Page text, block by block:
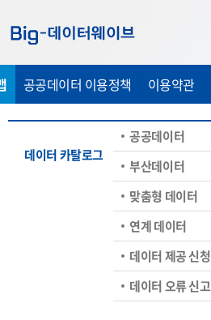
가
기
가
기
가
기
공공데이터 이용정책 이용약관
데이터 카탈로그
공공데이터
부산데이터
맞춤형 데이터
연계 데이터
데이터 제공 신청
데이터 오류 신고